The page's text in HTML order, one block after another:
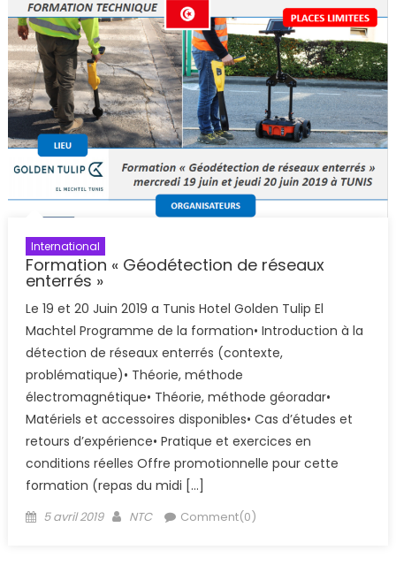
International
Formation « Géodétection de réseaux
enterrés »
Le 19 et 20 Juin 2019 a Tunis Hotel Golden Tulip El
Machtel Programme de la formation• Introduction à la
détection de réseaux enterrés (contexte,
problématique)• Théorie, méthode
électromagnétique• Théorie, méthode géoradar•
Matériels et accessoires disponibles• Cas d’études et
retours d’expérience• Pratique et exercices en
conditions réelles Offre promotionnelle pour cette
formation (repas du midi […]
Posted
5 avril 2019 Author
NTC Comment(0)